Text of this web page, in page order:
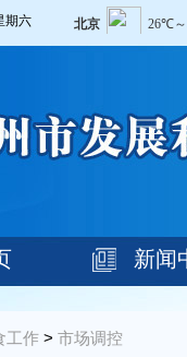
期六
新闻
工作 > 市场调控